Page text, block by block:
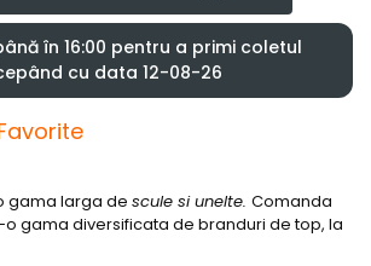
în 16:00 pentru a primi coletul
cu data 12-08-26
gama larga de scule si unelte. Comanda
o gama diversificata de branduri de top, la